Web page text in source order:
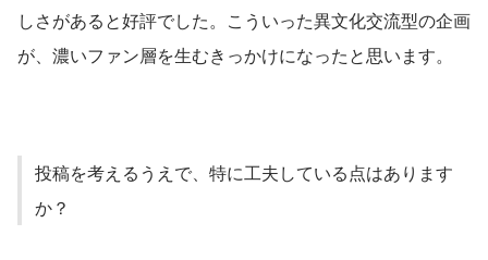
しさがあると好評でした。こういった異文化交流型の企画
が、濃いファン層を生むきっかけになったと思います。
投稿を考えるうえで、特に工夫している点はあります
か？